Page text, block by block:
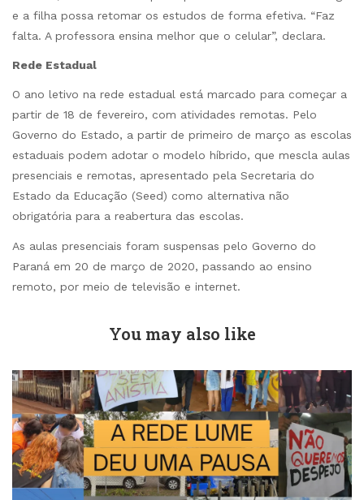
e a filha possa retomar os estudos de forma efetiva. “Faz
falta. A professora ensina melhor que o celular”, declara.
Rede Estadual
O ano letivo na rede estadual está marcado para começar a
partir de 18 de fevereiro, com atividades remotas. Pelo
Governo do Estado, a partir de primeiro de março as escolas
estaduais podem adotar o modelo híbrido, que mescla aulas
presenciais e remotas, apresentado pela Secretaria do
Estado da Educação (Seed) como alternativa não
obrigatória para a reabertura das escolas.
As aulas presenciais foram suspensas pelo Governo do
Paraná em 20 de março de 2020, passando ao ensino
remoto, por meio de televisão e internet.
You may also like